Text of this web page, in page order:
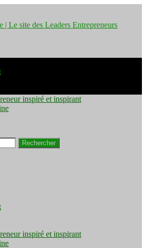
Pourquoi
inspiré et inspirant
inspiré et inspirant